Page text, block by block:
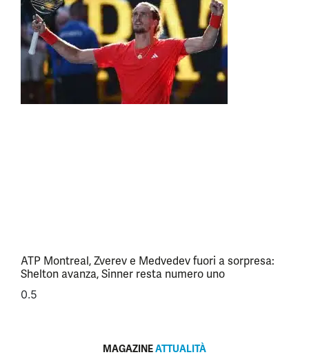
ATP Montreal, Zverev e Medvedev fuori a sorpresa:
Shelton avanza, Sinner resta numero uno
MAGAZINEATTUALITÀ